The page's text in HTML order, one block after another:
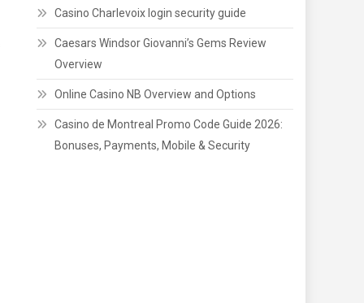
Casino Charlevoix login security guide
Caesars Windsor Giovanni’s Gems Review
Overview
Online Casino NB Overview and Options
Casino de Montreal Promo Code Guide 2026:
Bonuses, Payments, Mobile & Security